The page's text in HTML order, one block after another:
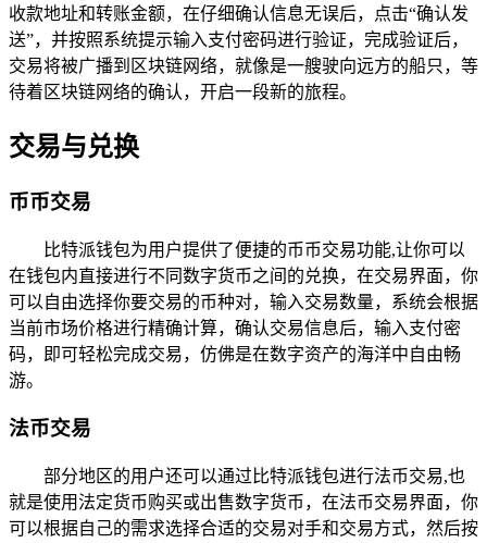
收款地址和转账金额，在仔细确认信息无误后，点击“确认发
送”，并按照系统提示输入支付密码进行验证，完成验证后，
交易将被广播到区块链网络，就像是一艘驶向远方的船只，等
待着区块链网络的确认，开启一段新的旅程。
交易与兑换
币币交易
比特派钱包为用户提供了便捷的币币交易功能,让你可以
在钱包内直接进行不同数字货币之间的兑换，在交易界面，你
可以自由选择你要交易的币种对，输入交易数量，系统会根据
当前市场价格进行精确计算，确认交易信息后，输入支付密
码，即可轻松完成交易，仿佛是在数字资产的海洋中自由畅
游。
法币交易
部分地区的用户还可以通过比特派钱包进行法币交易,也
就是使用法定货币购买或出售数字货币，在法币交易界面，你
可以根据自己的需求选择合适的交易对手和交易方式，然后按